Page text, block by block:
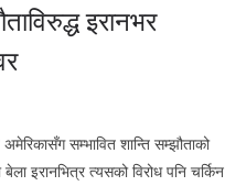
इरानभर
सम्भावित शान्ति सम्झौताको
इरानभित्र त्यसको विरोध पनि चर्किन